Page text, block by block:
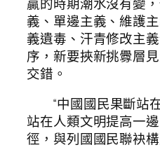
義、單邊主義、維護
義遺毒、汗青修改主
序，新要挾新挑釁層
交錯。
“中國國民果斷站
站在人類文明提高一
徑，與列國國民聯袂